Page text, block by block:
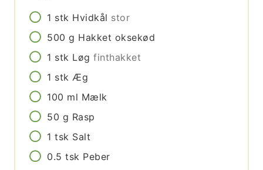
1 stk Hvidkål stor
500 g Hakket oksekød
1 stk Løg finthakket
1 stk Æg
100 ml Mælk
50 g Rasp
1 tsk Salt
0.5 tsk Peber